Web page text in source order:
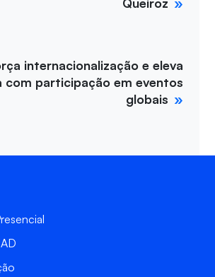
internacionalização e eleva
com participação em eventos
globais